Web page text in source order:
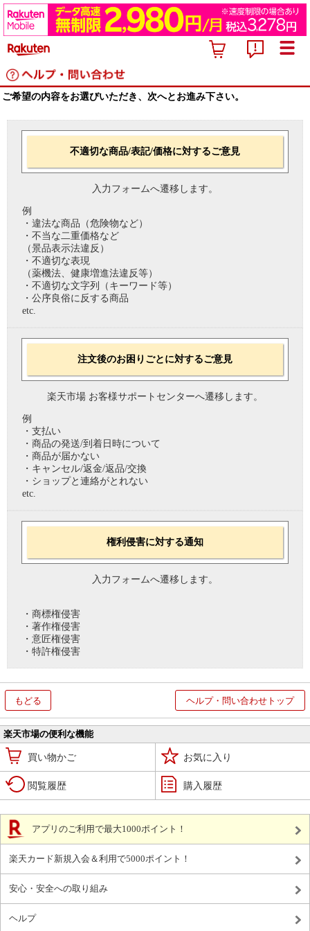
ご希望の内容をお選びいただき、次へとお進み下さい。
不適切な商品/表記/価格に対するご意見
入力フォームへ遷移します。
例
・違法な商品（危険物など）
・不当な二重価格など
（景品表示法違反）
・不適切な表現
（薬機法、健康増進法違反等）
・不適切な文字列（キーワード等）
・公序良俗に反する商品
etc.
注文後のお困りごとに対するご意見
楽天市場 お客様サポートセンターへ遷移します。
例
・支払い
・商品の発送/到着日時について
・商品が届かない
・キャンセル/返金/返品/交換
・ショップと連絡がとれない
etc.
権利侵害に対する通知
入力フォームへ遷移します。
・商標権侵害
・著作権侵害
・意匠権侵害
・特許権侵害
もどる ヘルプ・問い合わせトップ
楽天市場の便利な機能
買い物かご お気に入り
閲覧履歴 購入履歴
アプリのご利用で最大1000ポイント！
楽天カード新規入会＆利用で5000ポイント！
安心・安全への取り組み
ヘルプ